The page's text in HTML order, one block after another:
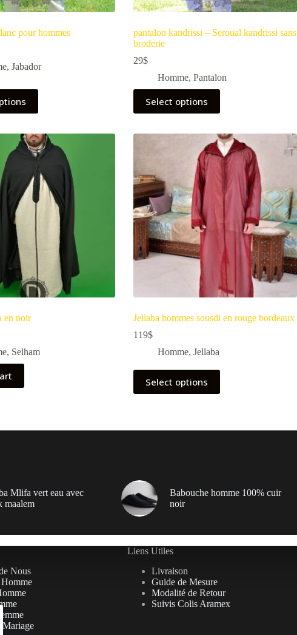
pour hommes
, Jabador
pantalon kandrissi – Seroual kandrissi sans
broderie
29$
Homme, Pantalon
Select options
en noir
, Selham
Jellaba hommes sousdi en rouge bordeaux
119$
Homme, Jellaba
Select options
Mlifa vert eau avec
maalem
Babouche homme 100% cuir
noir
Nous
Mariage
Liens Utiles
Livraison
Guide de Mesure
Modalité de Retour
Suivis Colis Aramex